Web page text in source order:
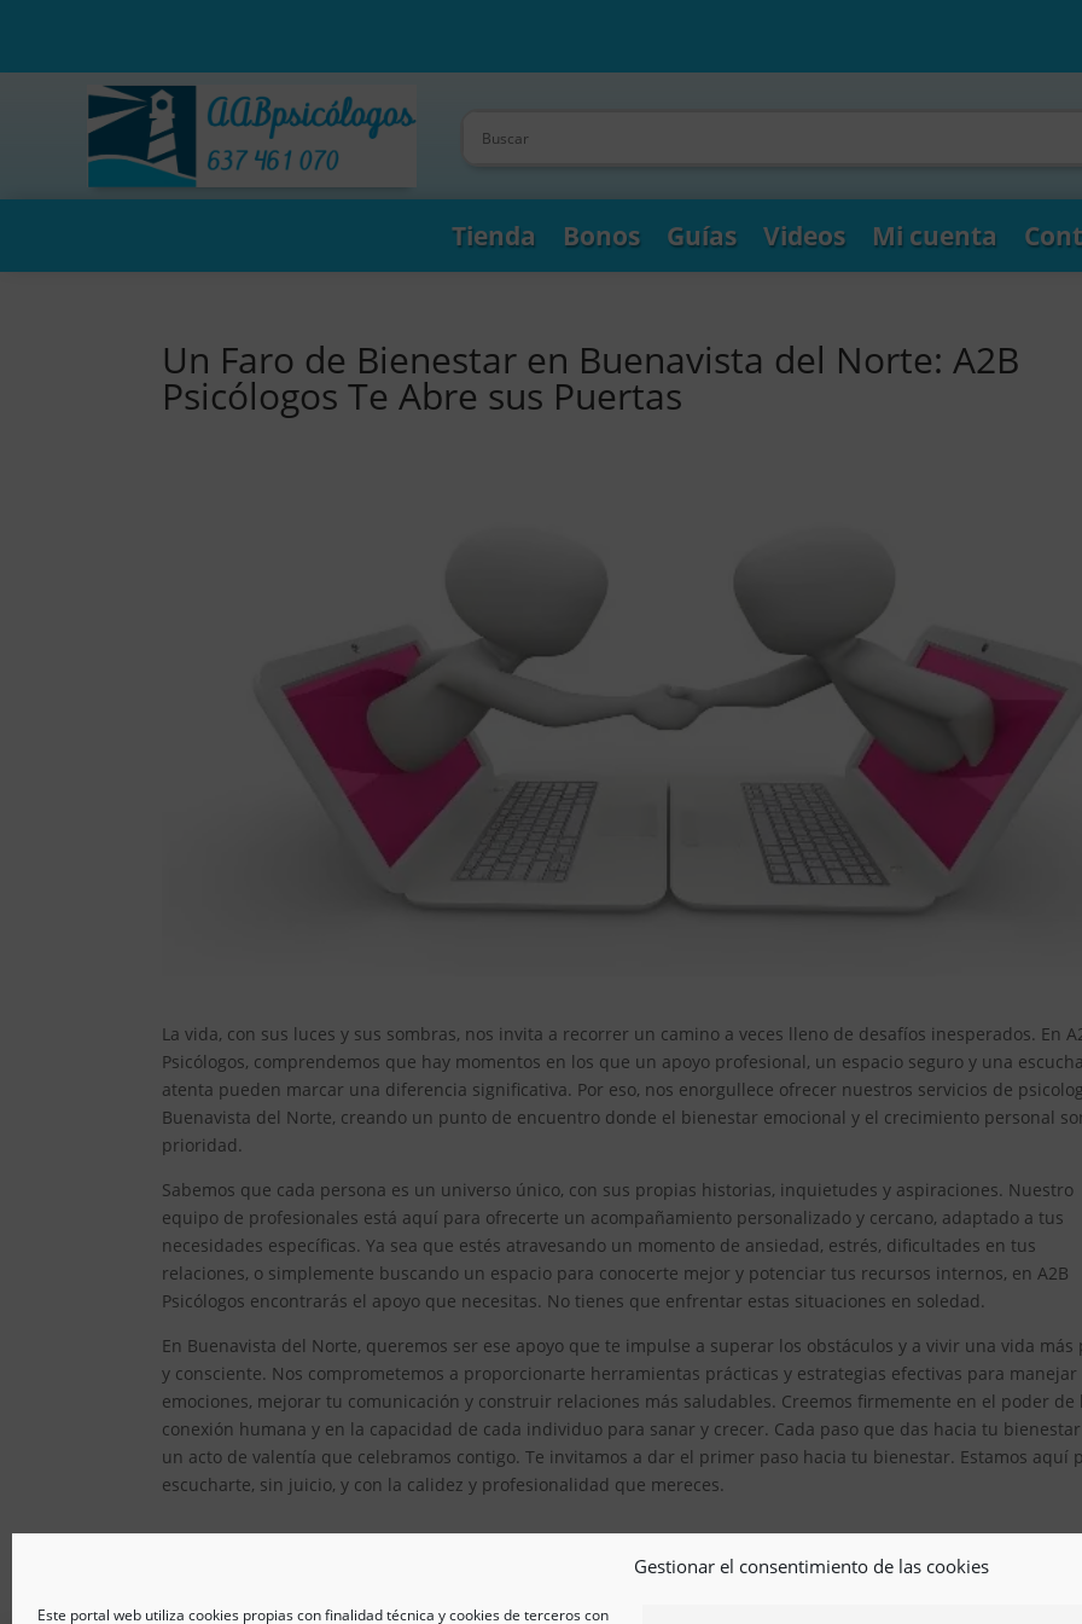
Gestionar el consentimiento de las cookies
Este portal web utiliza cookies propias con finalidad técnica y cookies de terceros con
Tienda Bonos Guías Videos Mi cuenta
Un Faro de Bienestar en Buenavista del Norte: A2B
Psicólogos Te Abre sus Puertas
La vida, con sus luces y sus sombras, nos invita a recorrer un camino a veces lleno de desafíos inesperados. En
Psicólogos, comprendemos que hay momentos en los que un apoyo profesional, un espacio seguro y una
atenta pueden marcar una diferencia significativa. Por eso, nos enorgullece ofrecer nuestros servicios de
Buenavista del Norte, creando un punto de encuentro donde el bienestar emocional y el crecimiento personal
prioridad.
Sabemos que cada persona es un universo único, con sus propias historias, inquietudes y aspiraciones. Nuestro
equipo de profesionales está aquí para ofrecerte un acompañamiento personalizado y cercano, adaptado a tus
necesidades específicas. Ya sea que estés atravesando un momento de ansiedad, estrés, dificultades en tus
relaciones, o simplemente buscando un espacio para conocerte mejor y potenciar tus recursos internos, en A2B
Psicólogos encontrarás el apoyo que necesitas. No tienes que enfrentar estas situaciones en soledad.
En Buenavista del Norte, queremos ser ese apoyo que te impulse a superar los obstáculos y a vivir una vida más
y consciente. Nos comprometemos a proporcionarte herramientas prácticas y estrategias efectivas para
emociones, mejorar tu comunicación y construir relaciones más saludables. Creemos firmemente en el poder de
conexión humana y en la capacidad de cada individuo para sanar y crecer. Cada paso que das hacia tu
un acto de valentía que celebramos contigo. Te invitamos a dar el primer paso hacia tu bienestar. Estamos aquí
escucharte, sin juicio, y con la calidez y profesionalidad que mereces.